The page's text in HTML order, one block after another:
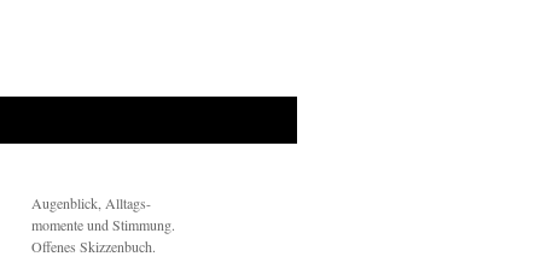
Augenblick, Alltags-
momente und Stimmung.
Offenes Skizzenbuch.